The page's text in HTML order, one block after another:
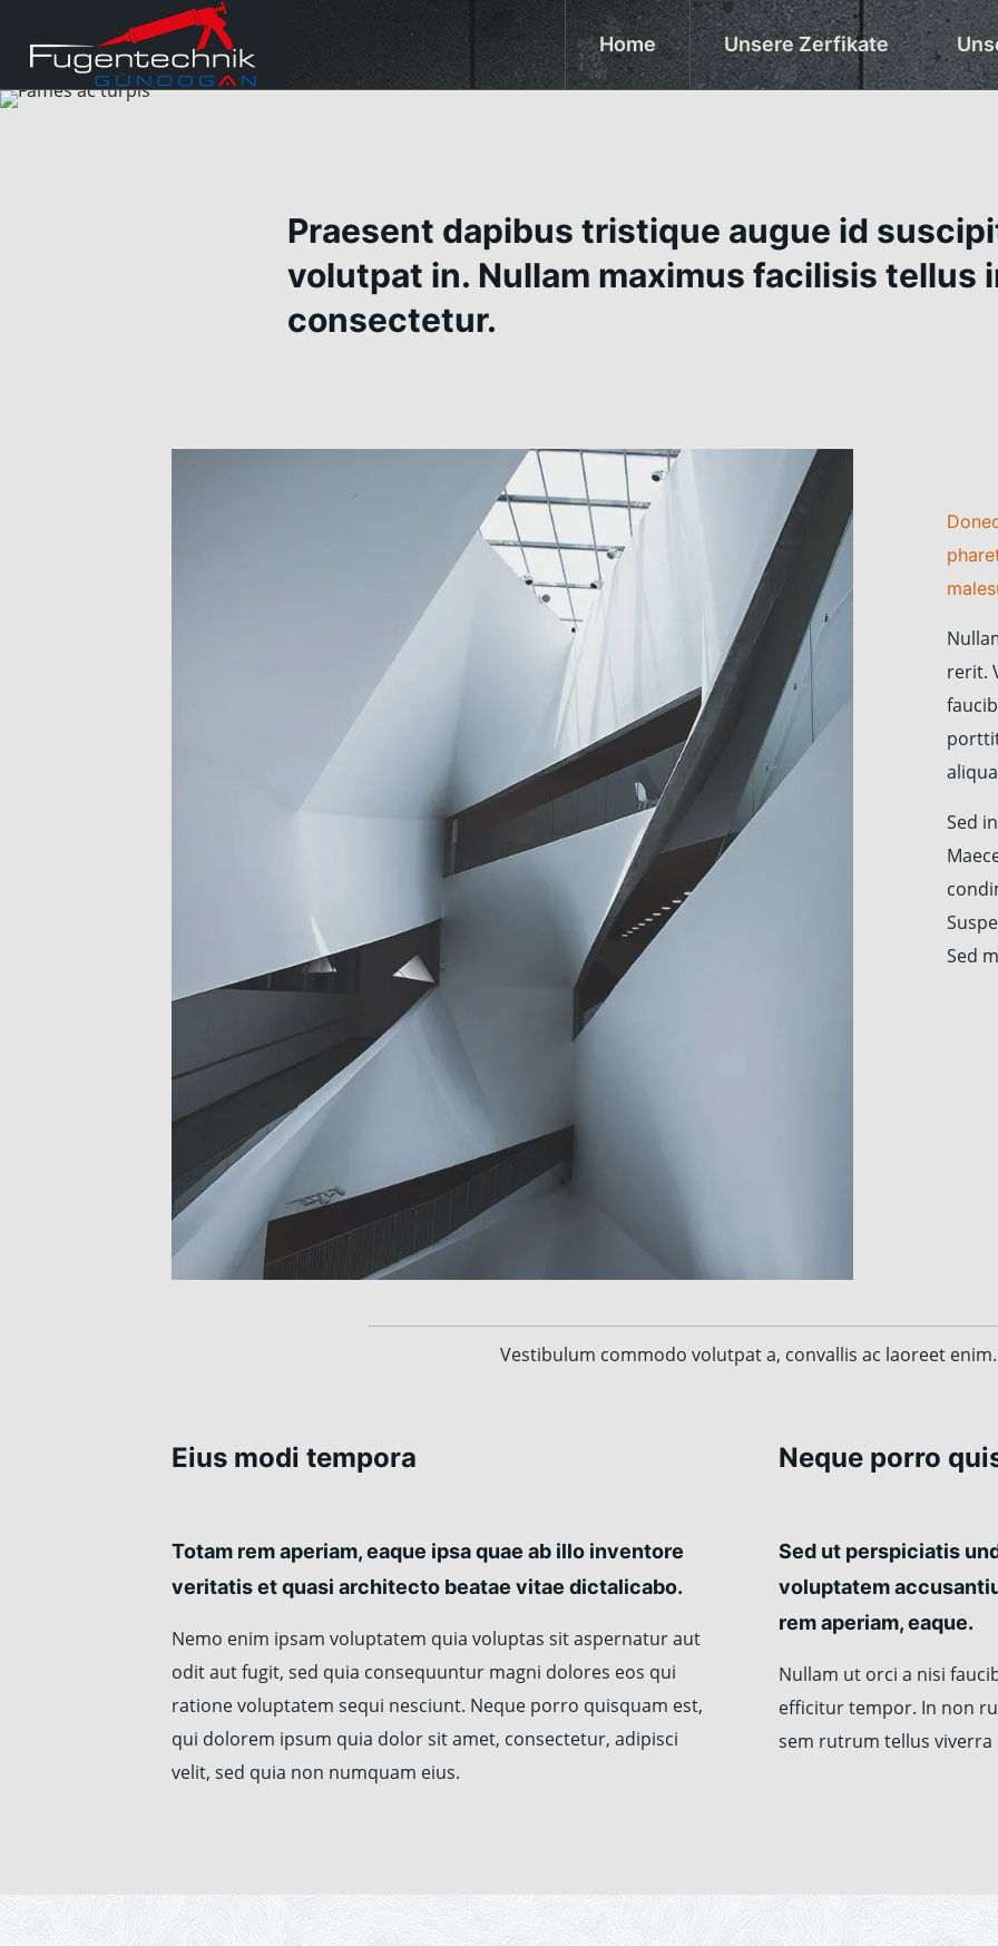
Home Unsere Zerfikate
Praesent dapibus tristique augue id
volutpat in. Nullam maximus facilisis tellus
consectetur.
rerit.
Sed
Sed
Vestibulum commodo volutpat a, convallis ac laoreet enim.
Eius modi tempora
Totam rem aperiam, eaque ipsa quae ab illo inventore
veritatis et quasi architecto beatae vitae dictalicabo.
Nemo enim ipsam voluptatem quia voluptas sit aspernatur aut
odit aut fugit, sed quia consequuntur magni dolores eos qui
ratione voluptatem sequi nesciunt. Neque porro quisquam est,
qui dolorem ipsum quia dolor sit amet, consectetur, adipisci
velit, sed quia non numquam eius.
Neque porro
Sed ut perspiciatis
voluptatem
rem aperiam, eaque.
Nullam ut orci a nisi
efficitur tempor. In non
sem rutrum tellus